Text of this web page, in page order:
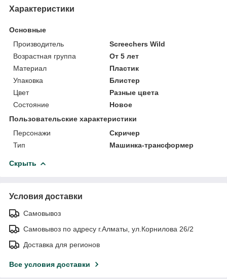
Характеристики
Основные
Производитель
Screechers Wild
Возрастная группа
От 5 лет
Материал
Пластик
Упаковка
Блистер
Цвет
Разные цвета
Состояние
Новое
Пользовательские характеристики
Персонажи
Скричер
Тип
Машинка-трансформер
Скрыть
Условия доставки
Самовывоз
Самовывоз по адресу г.Алматы, ул.Корнилова 26/2
Доставка для регионов
Все условия доставки